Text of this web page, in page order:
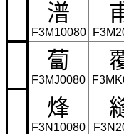
潽
F3M10080
蔔
F3MJ0080
烽
F3N10080